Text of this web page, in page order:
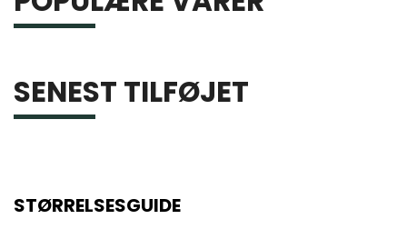
SENEST TILFØJET
STØRRELSESGUIDE